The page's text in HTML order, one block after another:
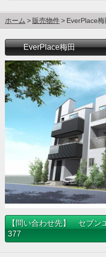
ホーム 販売物件 EverPlace梅
EverPlace梅田
【問い合わせ先】 セブ
377